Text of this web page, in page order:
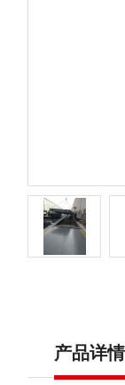
产品详情